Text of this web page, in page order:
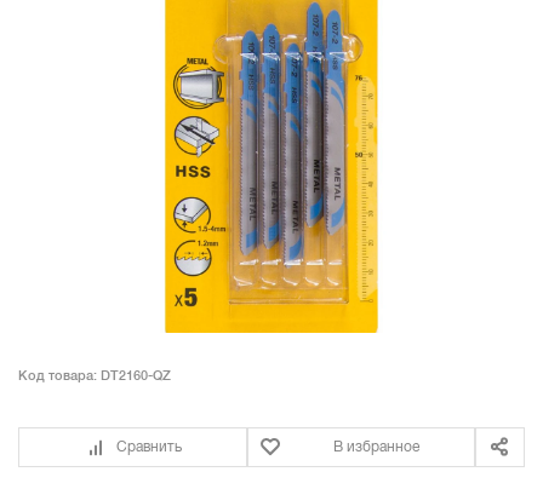
Код товара: DT2160-QZ
Сравнить В избранное